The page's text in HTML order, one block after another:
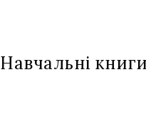
Навчальні книги